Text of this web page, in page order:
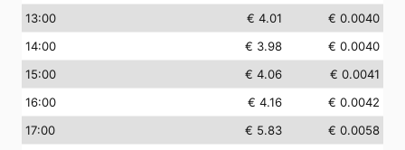
13:00 € 4.01
€ 0.0040
14:00 € 3.98
€ 0.0040
15:00 € 4.06
€ 0.0041
16:00 € 4.16
€ 0.0042
17:00 € 5.83
€ 0.0058